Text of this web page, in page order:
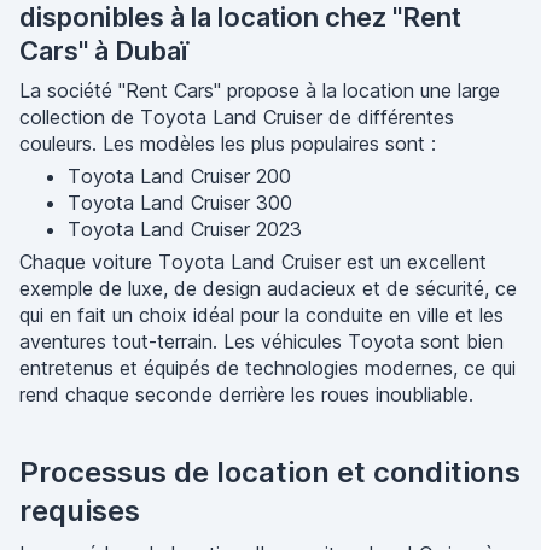
disponibles à la location chez "Rent
Cars" à Dubaï
La société "Rent Cars" propose à la location une large
collection de Toyota Land Cruiser de différentes
couleurs. Les modèles les plus populaires sont :
Toyota Land Cruiser 200
Toyota Land Cruiser 300
Toyota Land Cruiser 2023
Chaque voiture Toyota Land Cruiser est un excellent
exemple de luxe, de design audacieux et de sécurité, ce
qui en fait un choix idéal pour la conduite en ville et les
aventures tout-terrain. Les véhicules Toyota sont bien
entretenus et équipés de technologies modernes, ce qui
rend chaque seconde derrière les roues inoubliable.
Processus de location et conditions
requises